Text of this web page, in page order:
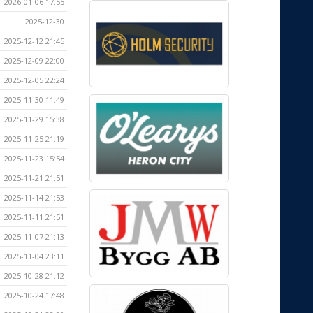
2025-12-30
2025-12-12 21:45
2025-12-09 22:00
2025-12-05 22:24
2025-11-30 11:49
2025-11-29 15:38
2025-11-25 21:19
2025-11-23 15:54
2025-11-21 21:51
2025-11-14 21:53
2025-11-11 21:51
2025-11-07 21:13
2025-11-04 23:11
2025-10-28 21:12
2025-10-24 17:48